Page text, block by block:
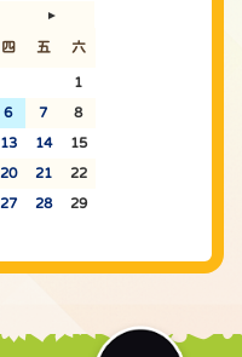
►
四 五 六
1
6 7 8
13 14 15
20 21 22
27 28 29